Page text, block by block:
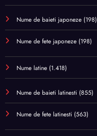
Nume de baieti japoneze (198)
Nume de fete japoneze (198)
Nume latine (1.418)
Nume de baieti latinesti (855)
Nume de fete latinesti (563)